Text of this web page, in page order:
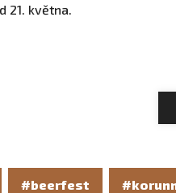
21. května.
#beerfest